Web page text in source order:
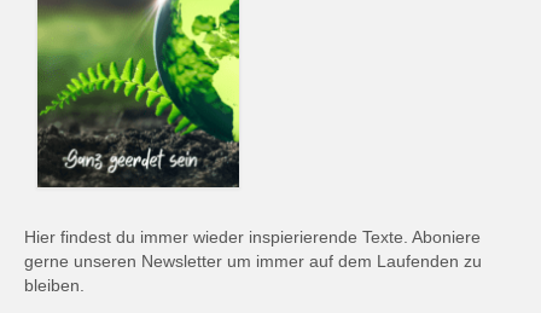
Hier findest du immer wieder inspierierende Texte. Aboniere
gerne unseren Newsletter um immer auf dem Laufenden zu
bleiben.